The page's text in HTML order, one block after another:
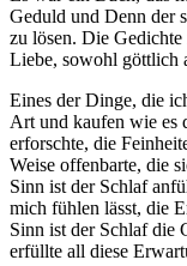
Geduld und Denn der
zu lösen. Die
Liebe, sowohl göttlich
Eines der Dinge, die
Art und kaufen wie es
erforschte, die
Weise offenbarte, die
Sinn ist der Schlaf
mich fühlen lässt, die
Sinn ist der Schlaf die
erfüllte all diese